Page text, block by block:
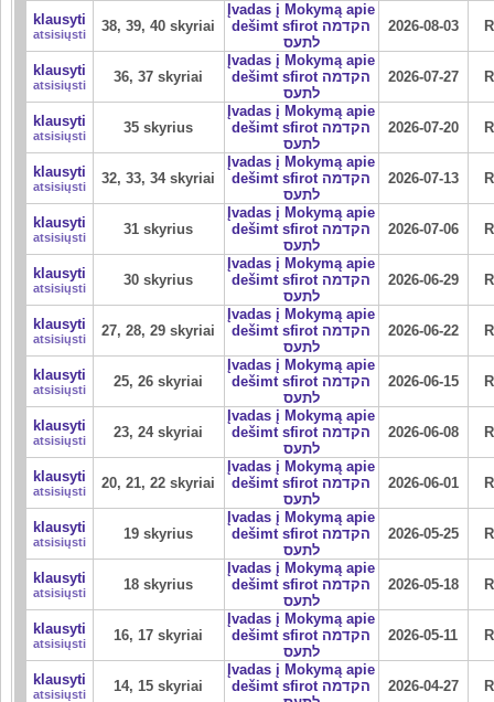
klausyti
atsisiųsti 38, 39, 40 skyriai
Įvadas į Mokymą apie
dešimt sfirot הקדמה
לתעס
2026-08-03
klausyti
atsisiųsti 36, 37 skyriai
Įvadas į Mokymą apie
dešimt sfirot הקדמה
לתעס
2026-07-27
klausyti
atsisiųsti 35 skyrius
Įvadas į Mokymą apie
dešimt sfirot הקדמה
לתעס
2026-07-20
klausyti
atsisiųsti 32, 33, 34 skyriai
Įvadas į Mokymą apie
dešimt sfirot הקדמה
לתעס
2026-07-13
klausyti
atsisiųsti 31 skyrius
Įvadas į Mokymą apie
dešimt sfirot הקדמה
לתעס
2026-07-06
klausyti
atsisiųsti 30 skyrius
Įvadas į Mokymą apie
dešimt sfirot הקדמה
לתעס
2026-06-29
klausyti
atsisiųsti 27, 28, 29 skyriai
Įvadas į Mokymą apie
dešimt sfirot הקדמה
לתעס
2026-06-22
klausyti
atsisiųsti 25, 26 skyriai
Įvadas į Mokymą apie
dešimt sfirot הקדמה
לתעס
2026-06-15
klausyti
atsisiųsti 23, 24 skyriai
Įvadas į Mokymą apie
dešimt sfirot הקדמה
לתעס
2026-06-08
klausyti
atsisiųsti 20, 21, 22 skyriai
Įvadas į Mokymą apie
dešimt sfirot הקדמה
לתעס
2026-06-01
klausyti
atsisiųsti 19 skyrius
Įvadas į Mokymą apie
dešimt sfirot הקדמה
לתעס
2026-05-25
klausyti
atsisiųsti 18 skyrius
Įvadas į Mokymą apie
dešimt sfirot הקדמה
לתעס
2026-05-18
klausyti
atsisiųsti 16, 17 skyriai
Įvadas į Mokymą apie
dešimt sfirot הקדמה
לתעס
2026-05-11
klausyti
atsisiųsti 14, 15 skyriai
Įvadas į Mokymą apie
dešimt sfirot הקדמה
2026-04-27